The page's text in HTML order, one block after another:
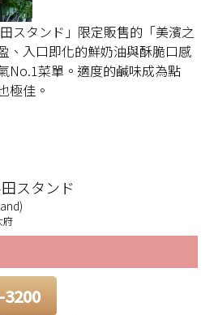
スタンド」限定販售的「美濱之
、入口即化的鮮奶油與酥脆口感
No.1菜單。適度的鹹味成為點
極佳。
スタンド
府